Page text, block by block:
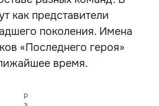
как представители
поколения. Имена
«Последнего героя»
время.
Р